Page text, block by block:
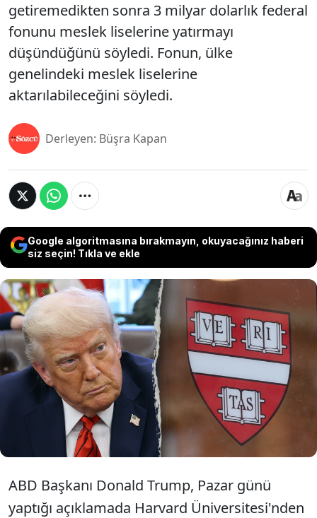
getiremedikten sonra 3 milyar dolarlık federal
fonunu meslek liselerine yatırmayı
düşündüğünü söyledi. Fonun, ülke
genelindeki meslek liselerine
aktarılabileceğini söyledi.
Derleyen: Büşra Kapan
Google algoritmasına bırakmayın, okuyacağınız haberi
siz seçin! Tıkla ve ekle
ABD Başkanı Trump, Harvard’ın yabancı öğrenci
bulundurma hakkına yasak getiremedikten
sonra 3 milyar dolarlık federal fonunu meslek
liselerine yatırmayı düşündüğünü söyledi.
Fonun, ülke genelindeki meslek liselerine
aktarılabileceğini söyledi.
ABD Başkanı Donald Trump, Pazar günü
yaptığı açıklamada Harvard Üniversitesi'nden